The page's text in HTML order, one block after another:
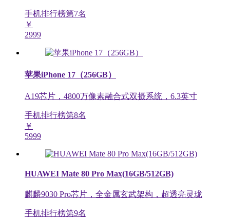
手机排行榜第7名
￥
2999
苹果iPhone 17（256GB）
A19芯片，4800万像素融合式双摄系统，6.3英寸
手机排行榜第8名
￥
5999
HUAWEI Mate 80 Pro Max(16GB/512GB)
麒麟9030 Pro芯片，全金属玄武架构，超透亮灵珑
手机排行榜第9名